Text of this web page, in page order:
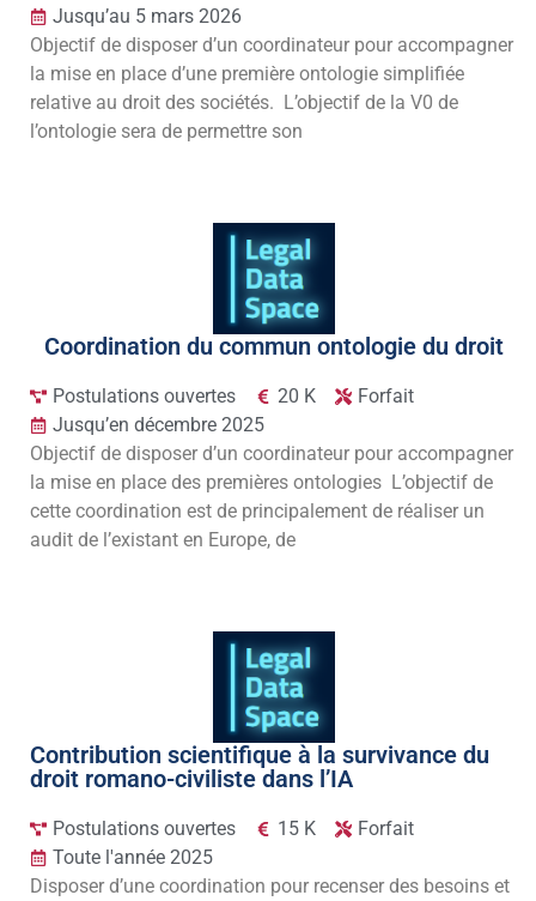
Jusqu’au 5 mars 2026
Objectif de disposer d’un coordinateur pour accompagner
la mise en place d’une première ontologie simplifiée
relative au droit des sociétés. L’objectif de la V0 de
l’ontologie sera de permettre son
Coordination du commun ontologie du droit
Postulations ouvertes 20 K
Forfait
Jusqu’en décembre 2025
Objectif de disposer d’un coordinateur pour accompagner
la mise en place des premières ontologies L’objectif de
cette coordination est de principalement de réaliser un
audit de l’existant en Europe, de
Contribution scientifique à la survivance du
droit romano-civiliste dans l’IA
Postulations ouvertes 15 K
Forfait
Toute l'année 2025
Disposer d’une coordination pour recenser des besoins et